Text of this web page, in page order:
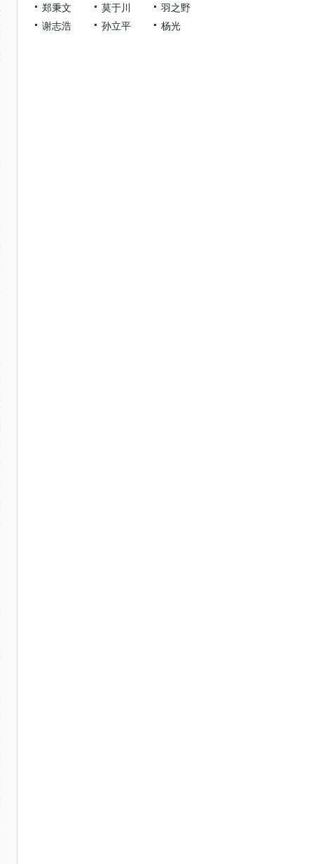
郑秉文
莫于川
羽之野
谢志浩
孙立平 杨光